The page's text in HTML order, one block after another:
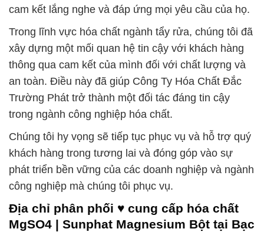
cam kết lắng nghe và đáp ứng mọi yêu cầu của họ.
Trong lĩnh vực hóa chất ngành tẩy rửa, chúng tôi đã
xây dựng một mối quan hệ tin cậy với khách hàng
thông qua cam kết của mình đối với chất lượng và
an toàn. Điều này đã giúp Công Ty Hóa Chất Đắc
Trường Phát trở thành một đối tác đáng tin cậy
trong ngành công nghiệp hóa chất.
Chúng tôi hy vọng sẽ tiếp tục phục vụ và hỗ trợ quý
khách hàng trong tương lai và đóng góp vào sự
phát triển bền vững của các doanh nghiệp và ngành
công nghiệp mà chúng tôi phục vụ.
Địa chỉ phân phối ♥ cung cấp hóa chất
MgSO4 | Sunphat Magnesium Bột tại Bạc